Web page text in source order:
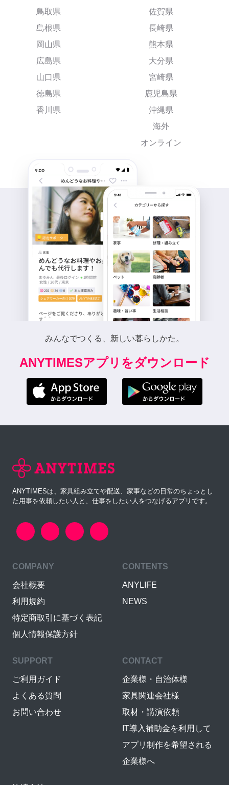
鳥取県
島根県
岡山県
広島県
山口県
徳島県
香川県
佐賀県
長崎県
熊本県
大分県
宮崎県
鹿児島県
沖縄県
海外
オンライン
みんなでつくる、新しい暮らしかた。
ANYTIMESアプリをダウンロード
ANYTIMESは、家具組み立てや配送、家事などの日常のちょっとし
た用事を依頼したい人と、仕事をしたい人をつなげるアプリです。
COMPANY
会社概要
利用規約
特定商取引に基づく表記
個人情報保護方針
CONTENTS
ANYLIFE
NEWS
SUPPORT
ご利用ガイド
よくある質問
お問い合わせ
CONTACT
企業様・自治体様
家具関連会社様
取材・講演依頼
IT導入補助金を利用して
アプリ制作を希望される
企業様へ